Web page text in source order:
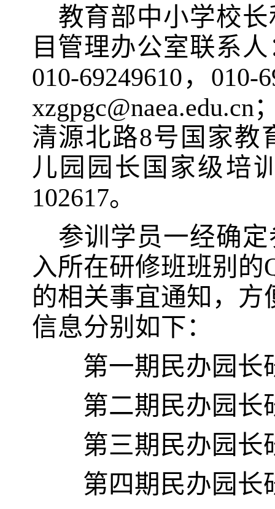
教育部中小学校
目管理办公室联系
010-69249610 ， 010-
xzgpgc@naea.edu.cn
清源北路8号国家教
儿园园长国家级培
102617。
参训学员一经确
入所在研修班班别的
的相关事宜通知，
信息分别如下：
第一期民办园长
第二期民办园长
第三期民办园长
第四期民办园长